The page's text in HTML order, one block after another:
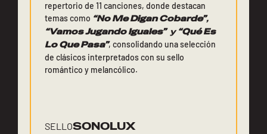
repertorio de 11 canciones, donde destacan
temas como “No Me Digan Cobarde”,
“Vamos Jugando Iguales” y “Qué Es
Lo Que Pasa”, consolidando una selección
de clásicos interpretados con su sello
romántico y melancólico.
SELLOSONOLUX